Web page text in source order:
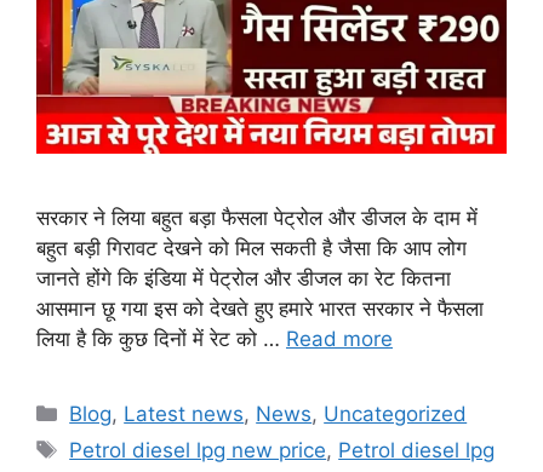
सरकार ने लिया बहुत बड़ा फैसला पेट्रोल और डीजल के दाम में
बहुत बड़ी गिरावट देखने को मिल सकती है जैसा कि आप लोग
जानते होंगे कि इंडिया में पेट्रोल और डीजल का रेट कितना
आसमान छू गया इस को देखते हुए हमारे भारत सरकार ने फैसला
लिया है कि कुछ दिनों में रेट को … Read more
Categories
Blog, Latest news, News, Uncategorized
Tags
Petrol diesel lpg new price, Petrol diesel lpg